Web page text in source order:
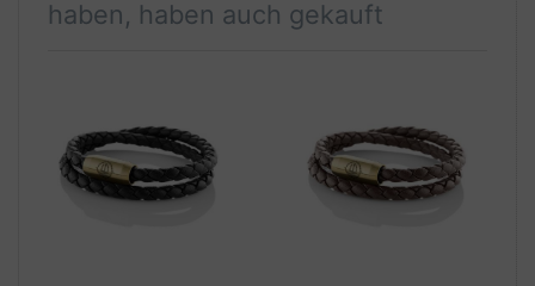
haben, haben auch gekauft